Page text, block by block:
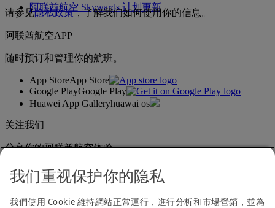
阿联酋航空 Skywards 计划更新
请参见隐私政策，了解我们如何使用你的信息。
阿联酋航空APP
随时预订和管理你的航班。
App StoreApp Store
Google PlayGoogle Play
Huawei App Galleryhuawai os
关注我们
分享你的阿联酋航空体验。
联系我们
我们重视保护你的隐私
我們使用 Cookie 維持網站正常運行，進行分析和市場營銷，並為